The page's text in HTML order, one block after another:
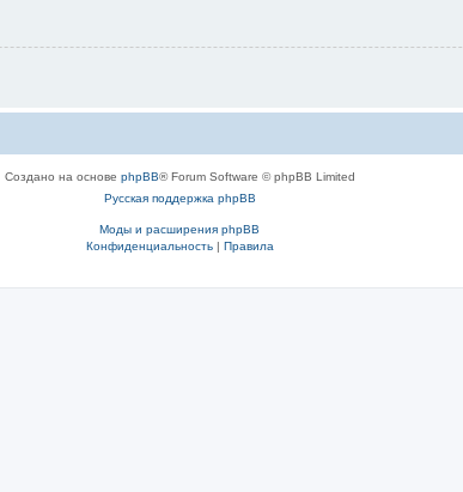
Создано на основе phpBB® Forum Software © phpBB Limited
Русская поддержка phpBB
Моды и расширения phpBB
Конфиденциальность| Правила